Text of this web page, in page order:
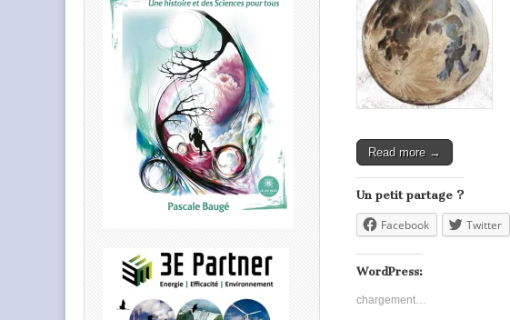
Read more →
Un petit partage ?
Facebook Twitter
WordPress:
chargement…